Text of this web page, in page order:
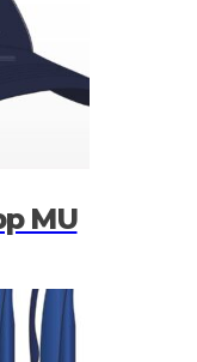
MU